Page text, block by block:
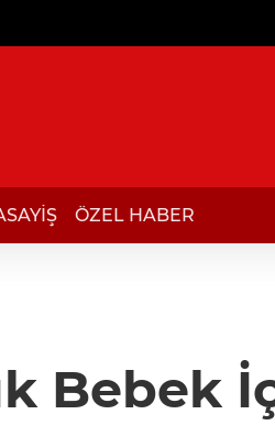
ÖZEL HABER
Bebek